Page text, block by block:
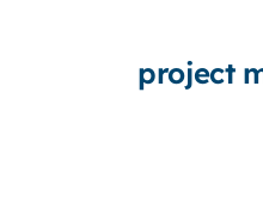
project